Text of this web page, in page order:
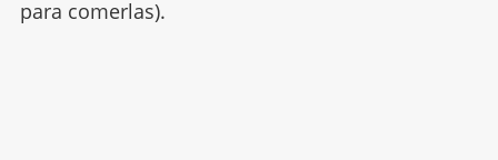
para comerlas).